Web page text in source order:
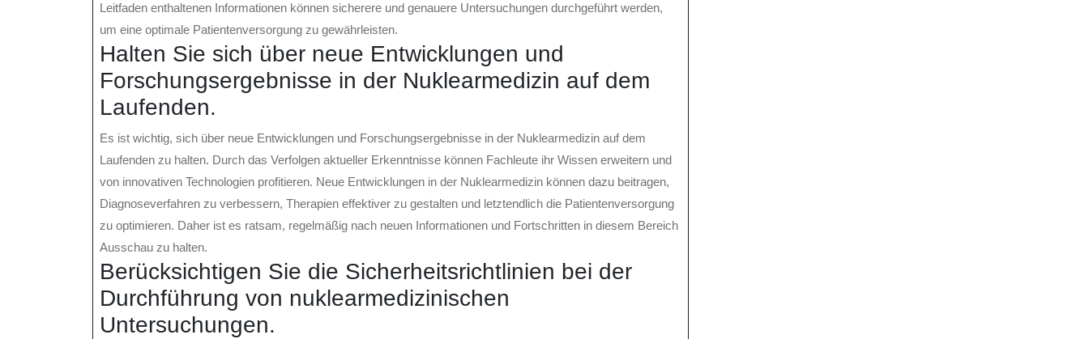
Leitfaden enthaltenen Informationen können sicherere und genauere Untersuchungen durchgeführt werden,
um eine optimale Patientenversorgung zu gewährleisten.
Halten Sie sich über neue Entwicklungen und
Forschungsergebnisse in der Nuklearmedizin auf dem
Laufenden.
Es ist wichtig, sich über neue Entwicklungen und Forschungsergebnisse in der Nuklearmedizin auf dem
Laufenden zu halten. Durch das Verfolgen aktueller Erkenntnisse können Fachleute ihr Wissen erweitern und
von innovativen Technologien profitieren. Neue Entwicklungen in der Nuklearmedizin können dazu beitragen,
Diagnoseverfahren zu verbessern, Therapien effektiver zu gestalten und letztendlich die Patientenversorgung
zu optimieren. Daher ist es ratsam, regelmäßig nach neuen Informationen und Fortschritten in diesem Bereich
Ausschau zu halten.
Berücksichtigen Sie die Sicherheitsrichtlinien bei der
Durchführung von nuklearmedizinischen
Untersuchungen.